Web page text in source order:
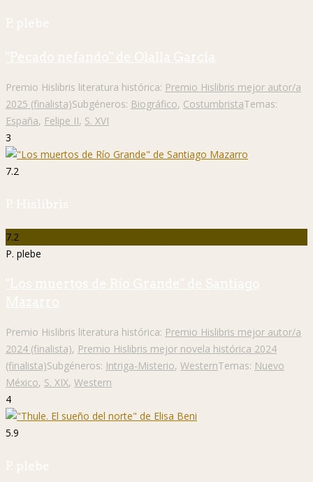
P. plebe
"Pecado nefando" de Olalla García
Premio Hislibris literatura histórica: Premio Hislibris mejor autor/a
2025 (finalista)Subgéneros: Biográfico, CostumbristaTemas:
España, Felipe II, S. XVI
3
7.2
P. Hislibris
7.2
P. plebe
"Los muertos de Río Grande" de Santiago
Mazarro
Premio Hislibris literatura histórica: Premio Hislibris mejor autor/a
2024 (finalista), Premio Hislibris mejor novela histórica 2024
(finalista)Subgéneros: Intriga-Misterio, WesternTemas: Nuevo
México, S. XIX, Western
4
5.9
P. plebe